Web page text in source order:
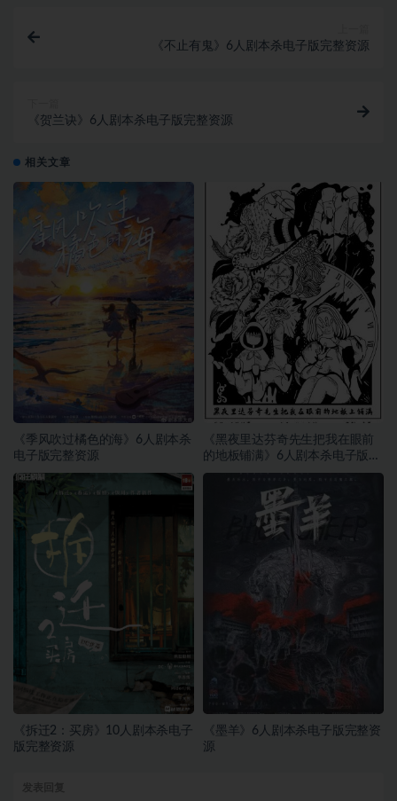
《不止有鬼》6人剧本杀电子版完整资源
《贺兰诀》6人剧本杀电子版完整资源
相关文章
《季风吹过橘色的海》6人剧本杀
电子版完整资源
《黑夜里达芬奇先生把我在眼前
的地板铺满》6人剧本杀电子版完
整资源
《拆迁2：买房》10人剧本杀电子
版完整资源
《墨羊》6人剧本杀电子版完整资
源